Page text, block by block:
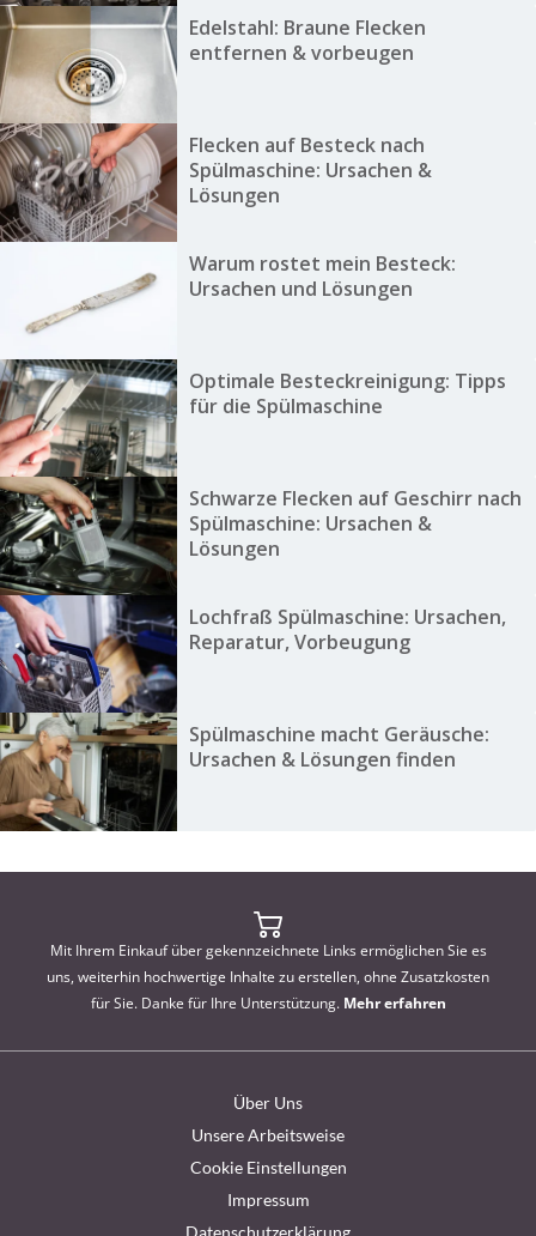
Edelstahl: Braune Flecken
entfernen & vorbeugen
Flecken auf Besteck nach
Spülmaschine: Ursachen &
Lösungen
Warum rostet mein Besteck:
Ursachen und Lösungen
Optimale Besteckreinigung: Tipps
für die Spülmaschine
Schwarze Flecken auf Geschirr nach
Spülmaschine: Ursachen &
Lösungen
Lochfraß Spülmaschine: Ursachen,
Reparatur, Vorbeugung
Spülmaschine macht Geräusche:
Ursachen & Lösungen finden
Mit Ihrem Einkauf über gekennzeichnete Links ermöglichen Sie es
uns, weiterhin hochwertige Inhalte zu erstellen, ohne Zusatzkosten
für Sie. Danke für Ihre Unterstützung. Mehr erfahren
Über Uns
Unsere Arbeitsweise
Cookie Einstellungen
Impressum
Datenschutzerklärung